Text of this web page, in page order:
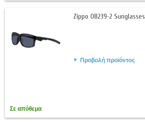
Zippo OB239-2 Sunglasses
Προβολή προϊόντος
Σε απόθεμα